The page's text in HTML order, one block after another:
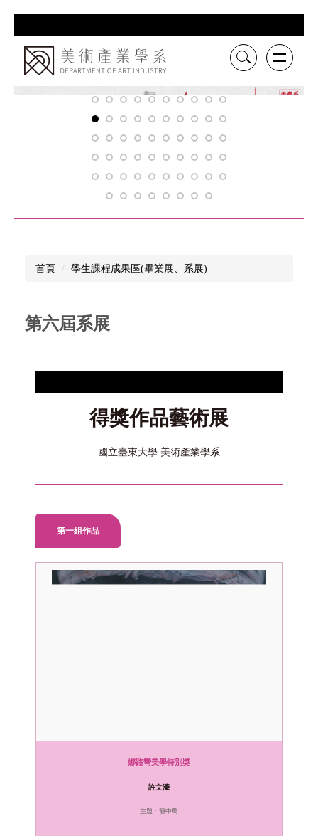
主
要
首頁 學生課程成果區(畢業展、系展)
第六屆系展
得獎作品藝術展
國立臺東大學 美術產業學系
第一組作品
娜路彎美學特別獎
許文濠
主題：籠中鳥